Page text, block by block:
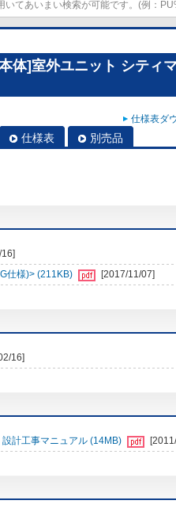
体]室外ユニット シティ
仕様表ダ
仕様表 別売品
仕様)> (211KB)
[2017/11/07]
16]
計工事マニュアル (14MB)